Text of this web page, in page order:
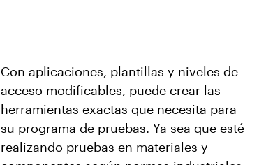
Con aplicaciones, plantillas y niveles de
acceso modificables, puede crear las
herramientas exactas que necesita para
su programa de pruebas. Ya sea que esté
realizando pruebas en materiales y